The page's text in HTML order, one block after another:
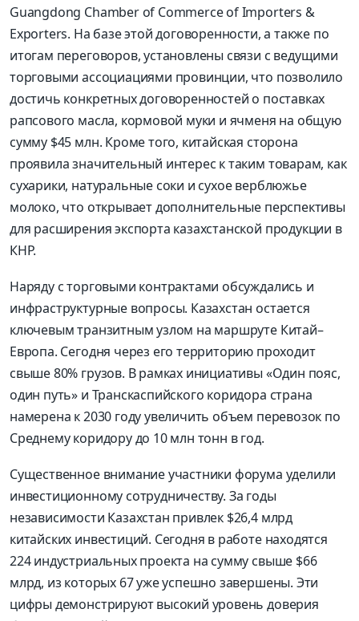
Guangdong Chamber of Commerce of Importers &
Exporters. На базе этой договоренности, а также по
итогам переговоров, установлены связи с ведущими
торговыми ассоциациями провинции, что позволило
достичь конкретных договоренностей о поставках
рапсового масла, кормовой муки и ячменя на общую
сумму $45 млн. Кроме того, китайская сторона
проявила значительный интерес к таким товарам, как
сухарики, натуральные соки и сухое верблюжье
молоко, что открывает дополнительные перспективы
для расширения экспорта казахстанской продукции в
КНР.
Наряду с торговыми контрактами обсуждались и
инфраструктурные вопросы. Казахстан остается
ключевым транзитным узлом на маршруте Китай–
Европа. Сегодня через его территорию проходит
свыше 80% грузов. В рамках инициативы «Один пояс,
один путь» и Транскаспийского коридора страна
намерена к 2030 году увеличить объем перевозок по
Среднему коридору до 10 млн тонн в год.
Существенное внимание участники форума уделили
инвестиционному сотрудничеству. За годы
независимости Казахстан привлек $26,4 млрд
китайских инвестиций. Сегодня в работе находятся
224 индустриальных проекта на сумму свыше $66
млрд, из которых 67 уже успешно завершены. Эти
цифры демонстрируют высокий уровень доверия